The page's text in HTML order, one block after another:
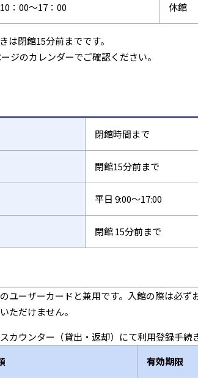
10：00～17：00 休館
は閉館15分前までです。
ジのカレンダーでご確認ください。
閉館時間まで
閉館15分前まで
平日 9:00～17:00
閉館15分前まで
ユーザーカードと兼用です。入館の際は必ず
ただけません。
カウンター（貸出・返却）にて利用登録手続
有効期限